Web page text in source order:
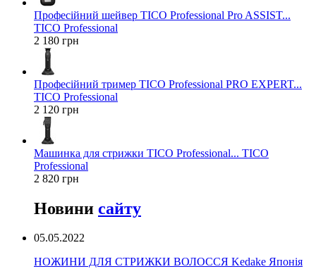
Професійний шейвер TICO Professional Pro ASSIST...
TICO Professional
2 180 грн
Професійний тример TICO Professional PRO EXPERT...
TICO Professional
2 120 грн
Машинка для стрижки TICO Professional... TICO
Professional
2 820 грн
Новини сайту
05.05.2022
НОЖИНИ ДЛЯ СТРИЖКИ ВОЛОССЯ Kedake Японія